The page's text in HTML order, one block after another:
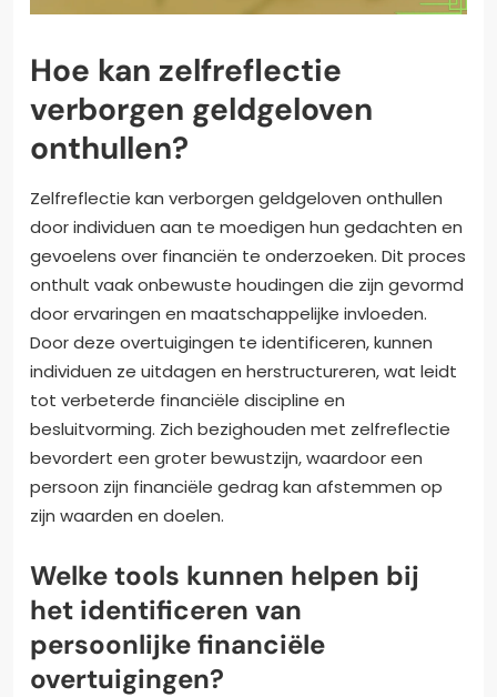
Hoe kan zelfreflectie
verborgen geldgeloven
onthullen?
Zelfreflectie kan verborgen geldgeloven onthullen
door individuen aan te moedigen hun gedachten en
gevoelens over financiën te onderzoeken. Dit proces
onthult vaak onbewuste houdingen die zijn gevormd
door ervaringen en maatschappelijke invloeden.
Door deze overtuigingen te identificeren, kunnen
individuen ze uitdagen en herstructureren, wat leidt
tot verbeterde financiële discipline en
besluitvorming. Zich bezighouden met zelfreflectie
bevordert een groter bewustzijn, waardoor een
persoon zijn financiële gedrag kan afstemmen op
zijn waarden en doelen.
Welke tools kunnen helpen bij
het identificeren van
persoonlijke financiële
overtuigingen?